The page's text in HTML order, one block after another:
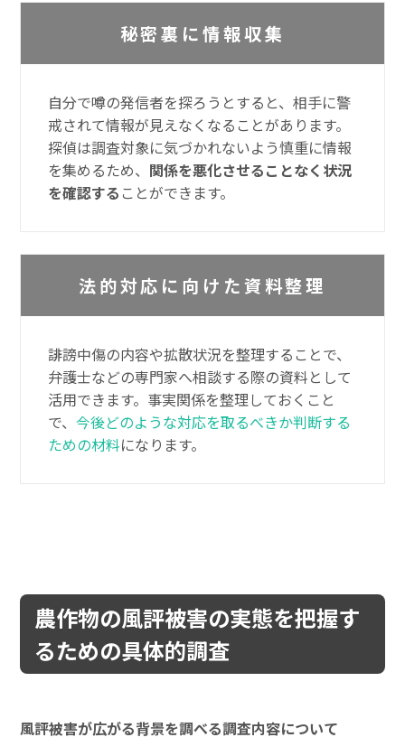
秘密裏に情報収集
自分で噂の発信者を探ろうとすると、相手に警
戒されて情報が見えなくなることがあります。
探偵は調査対象に気づかれないよう慎重に情報
を集めるため、 関係を悪化させることなく状況
を確認する ことができます。
法的対応に向けた資料整理
誹謗中傷の内容や拡散状況を整理することで、
弁護士などの専門家へ相談する際の資料として
活用できます。事実関係を整理しておくこと
で、今後どのような対応を取るべきか判断する
ための材料になります。
農作物の風評被害の実態を把握す
るための具体的調査
風評被害が広がる背景を調べる調査内容について